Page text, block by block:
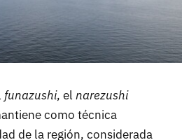
funazushi, el narezushi
como técnica
de la región, considerada